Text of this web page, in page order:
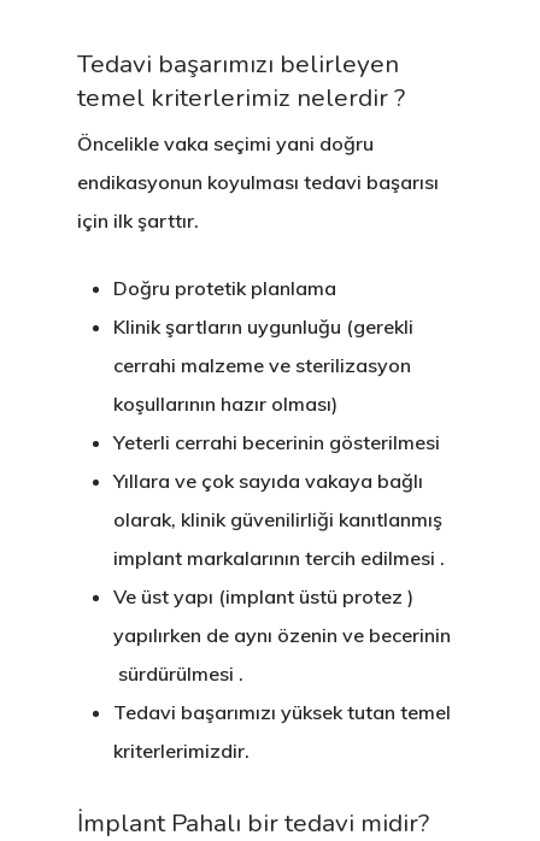
Tedavi başarımızı belirleyen
temel kriterlerimiz nelerdir ?
Öncelikle vaka seçimi yani doğru
endikasyonun koyulması tedavi başarısı
için ilk şarttır.
Doğru protetik planlama
Klinik şartların uygunluğu (gerekli
cerrahi malzeme ve sterilizasyon
koşullarının hazır olması)
Yeterli cerrahi becerinin gösterilmesi
Yıllara ve çok sayıda vakaya bağlı
olarak, klinik güvenilirliği kanıtlanmış
implant markalarının tercih edilmesi .
Ve üst yapı (implant üstü protez )
yapılırken de aynı özenin ve becerinin
sürdürülmesi .
Tedavi başarımızı yüksek tutan temel
kriterlerimizdir.
İmplant Pahalı bir tedavi midir?